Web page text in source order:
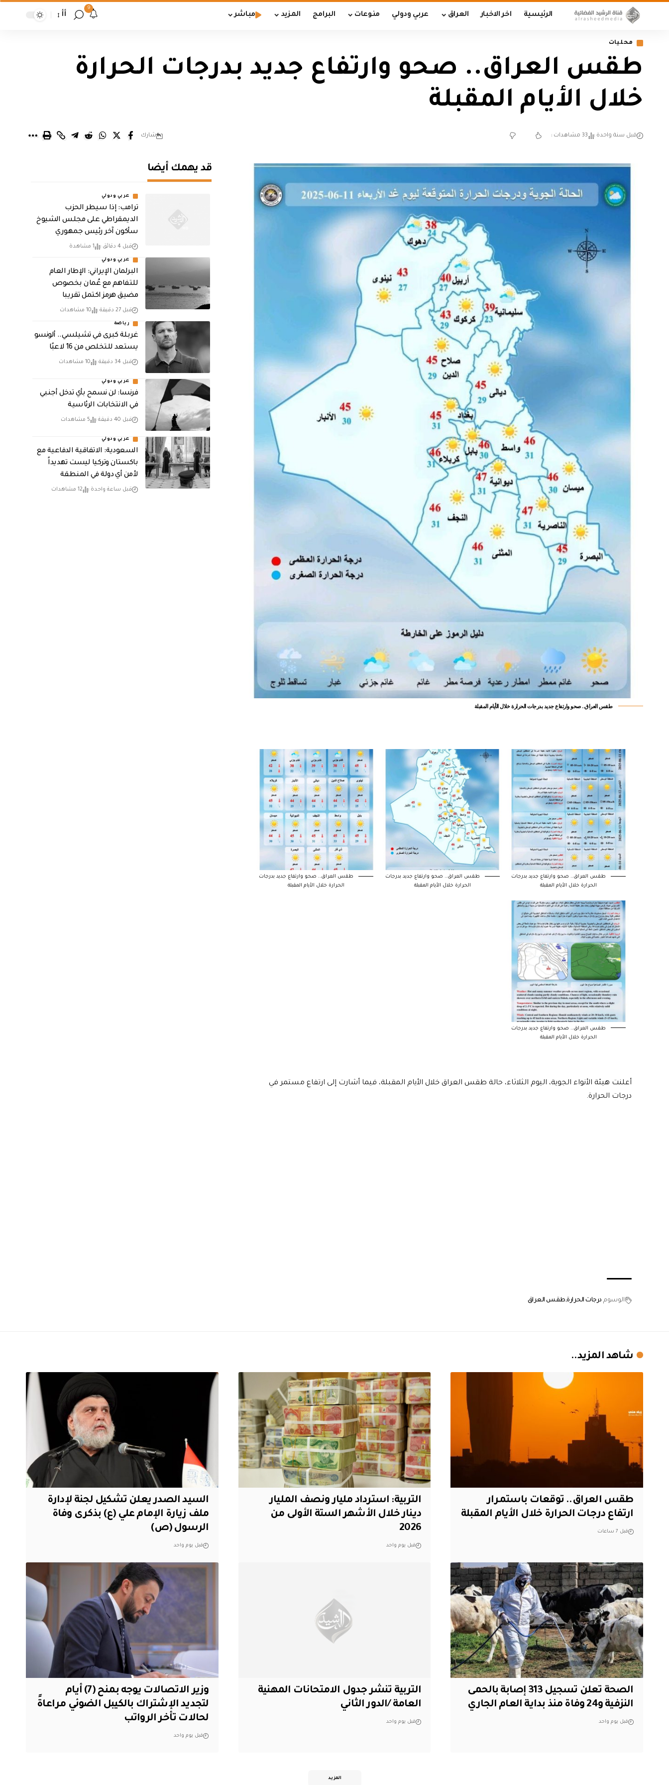
الرئيسية اخر الاخبار العراق عربي ودولي منوعات البرامج المزيد مباشر
9
أأ
محليات
طقس العراق.. صحو وارتفاع جديد بدرجات الحرارة
خلال الأيام المقبلة
قبل سنة واحدة 33 مشاهدات شارك
طقس العراق.. صحو وارتفاع جديد بدرجات الحرارة خلال الأيام المقبلة
طقس العراق.. صحو وارتفاع جديد بدرجات
الحرارة خلال الأيام المقبلة
طقس العراق.. صحو وارتفاع جديد بدرجات
الحرارة خلال الأيام المقبلة
طقس العراق.. صحو وارتفاع جديد بدرجات
الحرارة خلال الأيام المقبلة
طقس العراق.. صحو وارتفاع جديد بدرجات
الحرارة خلال الأيام المقبلة
أعلنت هيئة الأنواء الجوية، اليوم الثلاثاء، حالة طقس العراق خلال الأيام المقبلة، فيما أشارت إلى ارتفاع مستمر في
درجات الحرارة.
الوسوم درجات الحرارة طقس العراق
قد يهمك أيضا
عربي ودولي
ترامب: إذا سيطر الحزب
الديمقراطي على مجلس الشيوخ
سأكون آخر رئيس جمهوري
قبل 4 دقائق 1 مشاهدة
عربي ودولي
البرلمان الإيراني: الإطار العام
للتفاهم مع عُمان بخصوص
مضيق هرمز اكتمل تقريبا
قبل 27 دقيقة 10 مشاهدات
رياضة
غربلة كبرى في تشيلسي.. ألونسو
يستعد للتخلص من 16 لاعبًا
قبل 34 دقيقة 10 مشاهدات
عربي ودولي
فرنسا: لن نسمح بأي تدخل أجنبي
في الانتخابات الرئاسية
قبل 40 دقيقة 5 مشاهدات
عربي ودولي
السعودية: الاتفاقية الدفاعية مع
باكستان وتركيا ليست تهديداً
لأمن أي دولة في المنطقة
قبل ساعة واحدة 12 مشاهدات
شاهد المزيد..
طقس العراق.. توقعات باستمرار
ارتفاع درجات الحرارة خلال الأيام المقبلة
قبل 7 ساعات
التربية: استرداد مليار ونصف المليار
دينار خلال الأشهر الستة الأولى من
2026
قبل يوم واحد
السيد الصدر يعلن تشكيل لجنة لإدارة
ملف زيارة الإمام علي (ع) بذكرى وفاة
الرسول (ص)
قبل يوم واحد
الصحة تعلن تسجيل 313 إصابة بالحمى
النزفية و24 وفاة منذ بداية العام الجاري
قبل يوم واحد
التربية تنشر جدول الامتحانات المهنية
العامة /الدور الثاني
قبل يوم واحد
وزير الاتصالات يوجه بمنح (7) أيام
لتجديد الإشتراك بالكيبل الضوئي مراعاةً
لحالات تأخر الرواتب
قبل يوم واحد
المزيد